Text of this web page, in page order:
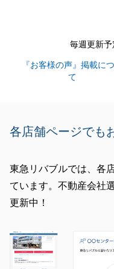
よろしくお願いいた
毎週更新
『お客様の声』掲載に
て
各店舗ページでも
東急リバブルでは、各
ています。不動産会社
更新中！